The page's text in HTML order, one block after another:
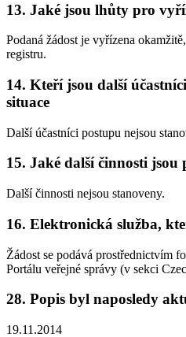
13. Jaké jsou lhůty pro
Podaná žádost je vyřízena
registru.
14. Kteří jsou další
situace
Další účastníci postupu nejsou
15. Jaké další činnosti jsou
Další činnosti nejsou stanoveny.
16. Elektronická služba,
Žádost se podává prostřednictvím
Portálu veřejné správy (v sekci
28. Popis byl naposledy
19.11.2014